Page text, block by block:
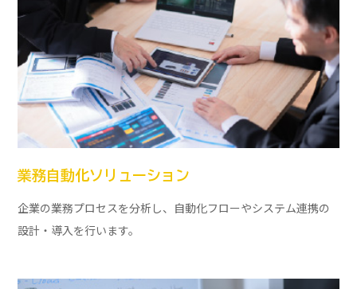
業務自動化ソリューション
企業の業務プロセスを分析し、自動化フローやシステム連携の
設計・導入を行います。